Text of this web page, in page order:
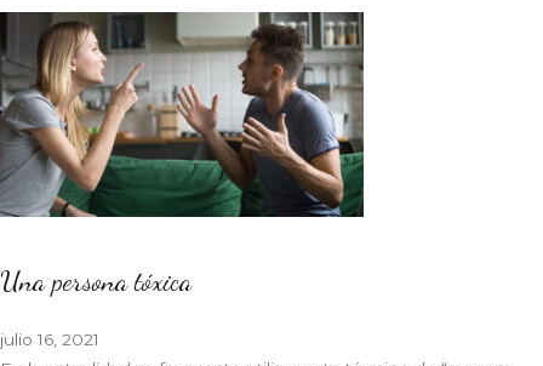
Una persona tóxica
julio 16, 2021